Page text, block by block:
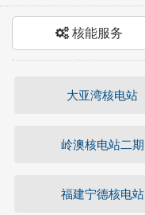
核能服务
大亚湾核电站
岭澳核电站二期
福建宁德核电站